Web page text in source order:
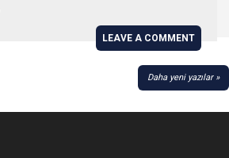
LEAVE A COMMENT
Daha yeni yazılar